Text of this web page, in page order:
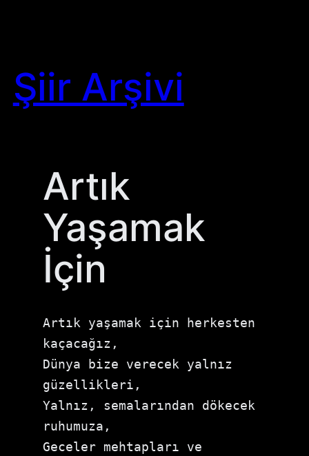
Şiir Arşivi
Artık
Yaşamak
İçin
Artık yaşamak için herkesten
kaçacağız,
Dünya bize verecek yalnız
güzellikleri,
Yalnız, semalarından dökecek
ruhumuza,
Geceler mehtapları ve